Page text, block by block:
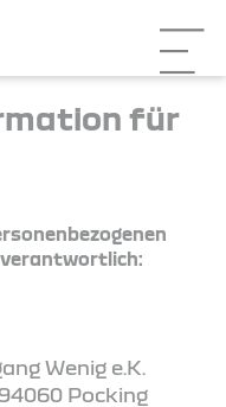
für
Wenig e.K.
Pocking